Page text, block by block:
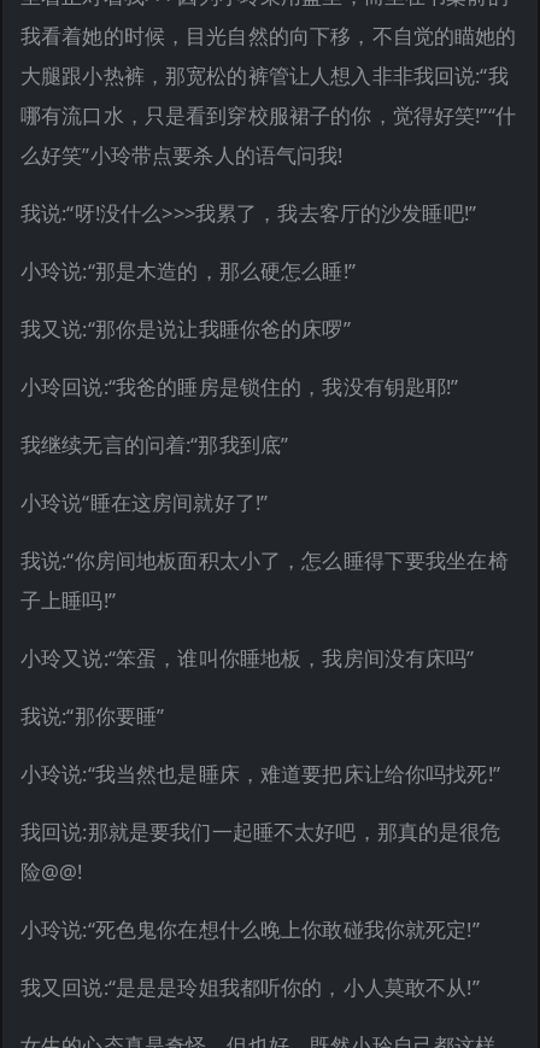
我看着她的时候，目光自然的向下移，不自觉的瞄她的
大腿跟小热裤，那宽松的裤管让人想入非非我回说:“我
哪有流口水，只是看到穿校服裙子的你，觉得好笑!”“什
么好笑”小玲带点要杀人的语气问我!
我说:“呀!没什么>>>我累了，我去客厅的沙发睡吧!”
小玲说:“那是木造的，那么硬怎么睡!”
我又说:“那你是说让我睡你爸的床啰”
小玲回说:“我爸的睡房是锁住的，我没有钥匙耶!”
我继续无言的问着:“那我到底”
小玲说“睡在这房间就好了!”
我说:“你房间地板面积太小了，怎么睡得下要我坐在椅
子上睡吗!”
小玲又说:“笨蛋，谁叫你睡地板，我房间没有床吗”
我说:“那你要睡”
小玲说:“我当然也是睡床，难道要把床让给你吗找死!”
我回说:那就是要我们一起睡不太好吧，那真的是很危
险@@!
小玲说:“死色鬼你在想什么晚上你敢碰我你就死定!”
我又回说:“是是是玲姐我都听你的，小人莫敢不从!”